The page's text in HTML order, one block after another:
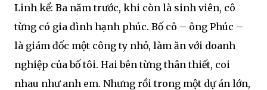
Linh kể: Ba năm trước, khi còn là sinh viên, cô
từng có gia đình hạnh phúc. Bố cô – ông Phúc –
là giám đốc một công ty nhỏ, làm ăn với doanh
nghiệp của bố tôi. Hai bên từng thân thiết, coi
nhau như anh em. Nhưng rồi trong một dự án lớn,